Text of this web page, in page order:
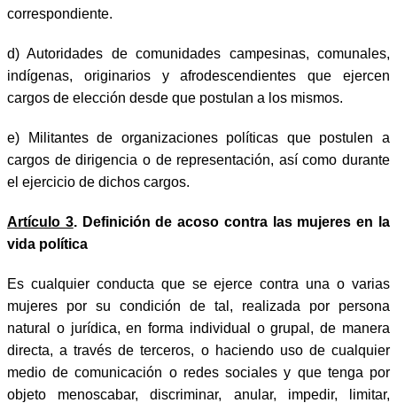
correspondiente.
d) Autoridades de comunidades campesinas, comunales,
indígenas, originarios y afrodescendientes que ejercen
cargos de elección desde que postulan a los mismos.
e) Militantes de organizaciones políticas que postulen a
cargos de dirigencia o de representación, así como durante
el ejercicio de dichos cargos.
Artículo 3. Definición de acoso contra las mujeres en la
vida política
Es cualquier conducta que se ejerce contra una o varias
mujeres por su condición de tal, realizada por persona
natural o jurídica, en forma individual o grupal, de manera
directa, a través de terceros, o haciendo uso de cualquier
medio de comunicación o redes sociales y que tenga por
objeto menoscabar, discriminar, anular, impedir, limitar,